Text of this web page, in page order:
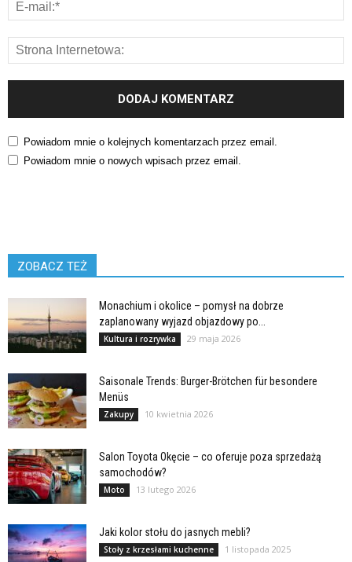
Powiadom mnie o kolejnych komentarzach przez email.
Powiadom mnie o nowych wpisach przez email.
ZOBACZ TEŻ
Monachium i okolice – pomysł na dobrze
zaplanowany wyjazd objazdowy po...
Kultura i rozrywka 29 maja 2026
Saisonale Trends: Burger-Brötchen für besondere
Menüs
Zakupy 10 kwietnia 2026
Salon Toyota Okęcie – co oferuje poza sprzedażą
samochodów?
Moto 13 lutego 2026
Jaki kolor stołu do jasnych mebli?
Stoły z krzesłami kuchenne 1 listopada 2025